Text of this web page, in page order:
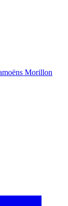
Morillon